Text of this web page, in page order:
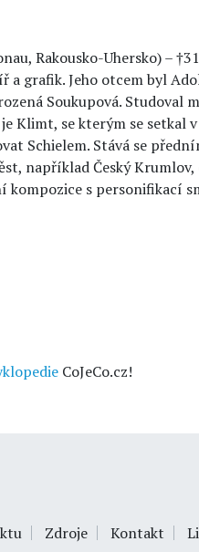
Rakousko-Uhersko) –
a grafik. Jeho otcem byl
Soukupová. Studoval
Klimt, se kterým se setkal
Schielem. Stává se
například Český
s personifikací
CoJeCo.cz!
Zdroje Kontakt